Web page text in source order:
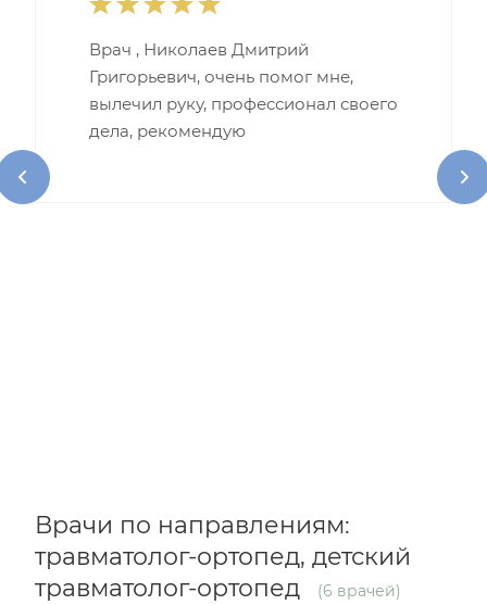
Врач , Николаев Дмитрий
Григорьевич, очень помог мне,
вылечил руку, профессионал своего
дела, рекомендую
Врачи по направлениям:
травматолог-ортопед, детский
травматолог-ортопед
(6 врачей)